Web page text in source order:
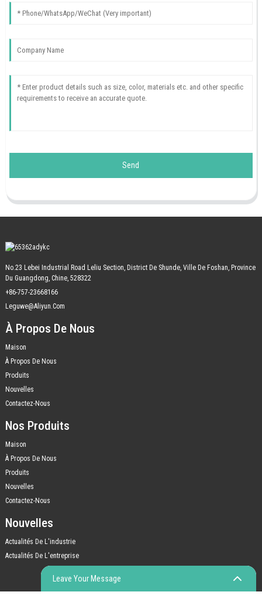
Send
No.23 Lebei Industrial Road Leliu Section, District De Shunde, Ville De Foshan, Province
Du Guangdong, Chine, 528322
+86-757-23668166
Leguwe@aliyun.com
À Propos De Nous
Maison
À Propos De Nous
Produits
Nouvelles
Contactez-Nous
Nos Produits
Maison
À Propos De Nous
Produits
Nouvelles
Contactez-Nous
Nouvelles
Actualités De L'industrie
Actualités De L'entreprise
Leave Your Message